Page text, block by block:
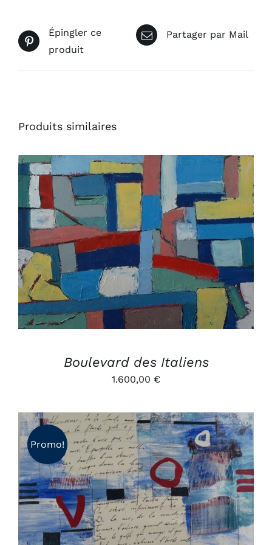
Épingler ce
produit
Partager par Mail
Produits similaires
AJOUTER AU PANIER
/
DÉTAILS
Boulevard des Italiens
1.600,00 €
Promo!
AJOUTER AU PANIER
/
DÉTAILS